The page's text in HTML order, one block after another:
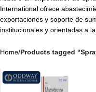
International ofrece
exportaciones y soporte de
institucionales y orientadas a la
Home/Products tagged